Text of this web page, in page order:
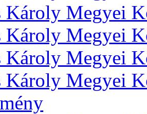
Károly Megyei
Károly Megyei
Károly Megyei
Károly Megyei